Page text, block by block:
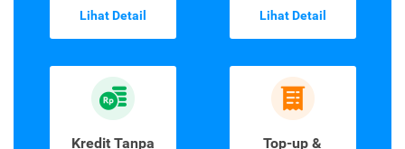
Lihat Detail Lihat Detail
Kredit Tanpa Top-up &